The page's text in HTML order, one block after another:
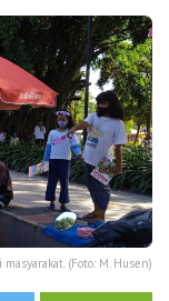
(Foto: M. Husen)